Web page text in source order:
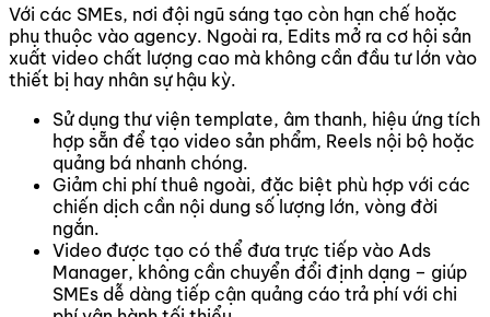
Với các SMEs, nơi đội ngũ sáng tạo còn hạn chế hoặc
phụ thuộc vào agency. Ngoài ra, Edits mở ra cơ hội sản
xuất video chất lượng cao mà không cần đầu tư lớn vào
thiết bị hay nhân sự hậu kỳ.
Sử dụng thư viện template, âm thanh, hiệu ứng tích
hợp sẵn để tạo video sản phẩm, Reels nội bộ hoặc
quảng bá nhanh chóng.
Giảm chi phí thuê ngoài, đặc biệt phù hợp với các
chiến dịch cần nội dung số lượng lớn, vòng đời
ngắn.
Video được tạo có thể đưa trực tiếp vào Ads
Manager, không cần chuyển đổi định dạng – giúp
SMEs dễ dàng tiếp cận quảng cáo trả phí với chi